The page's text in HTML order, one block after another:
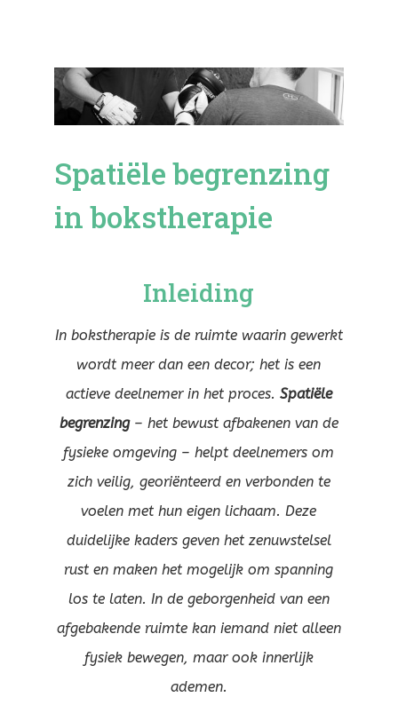
Spatiële begrenzing
in bokstherapie
Inleiding
In bokstherapie is de ruimte waarin gewerkt
wordt meer dan een decor; het is een
actieve deelnemer in het proces. Spatiële
begrenzing– het bewust afbakenen van de
fysieke omgeving – helpt deelnemers om
zich veilig, georiënteerd en verbonden te
voelen met hun eigen lichaam. Deze
duidelijke kaders geven het zenuwstelsel
rust en maken het mogelijk om spanning
los te laten. In de geborgenheid van een
afgebakende ruimte kan iemand niet alleen
fysiek bewegen, maar ook innerlijk
ademen.